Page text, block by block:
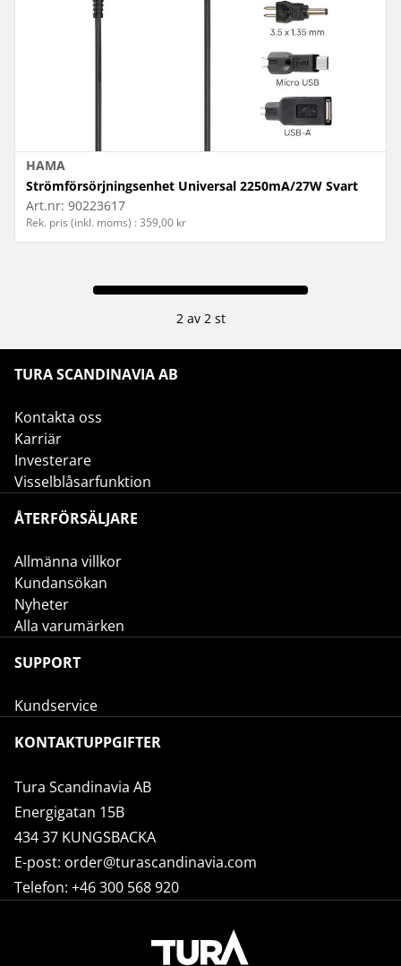
HAMA
Strömförsörjningsenhet Universal 2250mA/27W Svart
Art.nr: 90223617
Rek. pris (inkl. moms) : 359,00 kr
2 av 2 st
TURA SCANDINAVIA AB
Kontakta oss
Karriär
Investerare
Visselblåsarfunktion
ÅTERFÖRSÄLJARE
Allmänna villkor
Kundansökan
Nyheter
Alla varumärken
SUPPORT
Kundservice
KONTAKTUPPGIFTER
Tura Scandinavia AB
Energigatan 15B
434 37 KUNGSBACKA
E-post: order@turascandinavia.com
Telefon: +46 300 568 920